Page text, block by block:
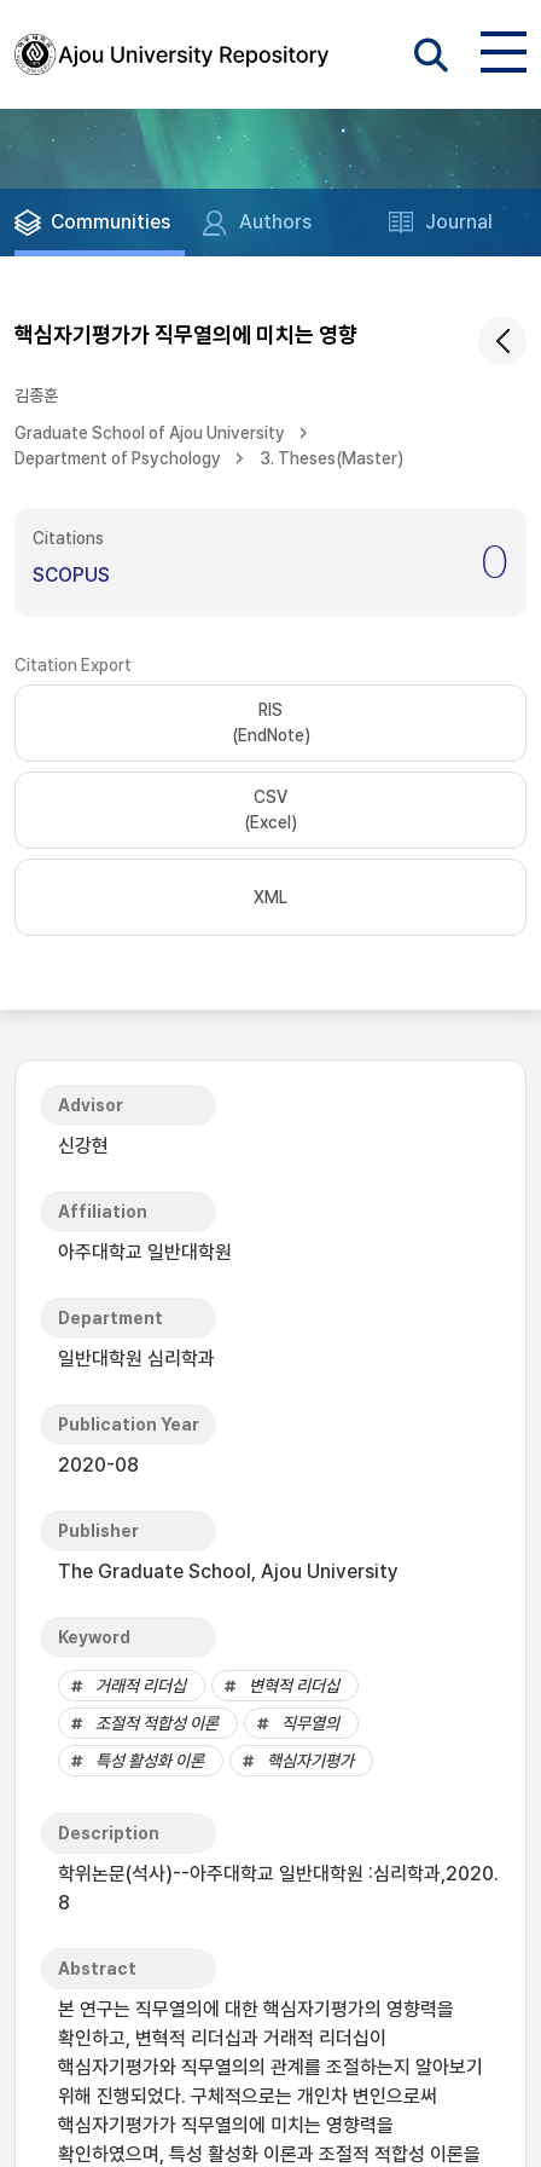
Communities Authors Journal
핵심자기평가가 직무열의에 미치는 영향
김종훈
Graduate School of Ajou University
Department of Psychology
3. Theses(Master)
Citations
SCOPUS 0
Citation Export
RIS
(EndNote)
CSV
(Excel)
XML
Advisor
신강현
Affiliation
아주대학교 일반대학원
Department
일반대학원 심리학과
Publication Year
2020-08
Publisher
The Graduate School, Ajou University
Keyword
거래적 리더십
변혁적 리더십
조절적 적합성 이론
직무열의
특성 활성화 이론
핵심자기평가
Description
학위논문(석사)--아주대학교 일반대학원 :심리학과,2020.
8
Abstract
본 연구는 직무열의에 대한 핵심자기평가의 영향력을
확인하고, 변혁적 리더십과 거래적 리더십이
핵심자기평가와 직무열의의 관계를 조절하는지 알아보기
위해 진행되었다. 구체적으로는 개인차 변인으로써
핵심자기평가가 직무열의에 미치는 영향력을
확인하였으며, 특성 활성화 이론과 조절적 적합성 이론을